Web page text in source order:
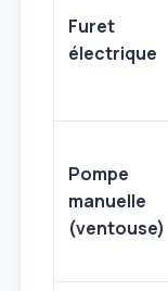
Furet
électrique
Pompe
manuelle
(ventouse)